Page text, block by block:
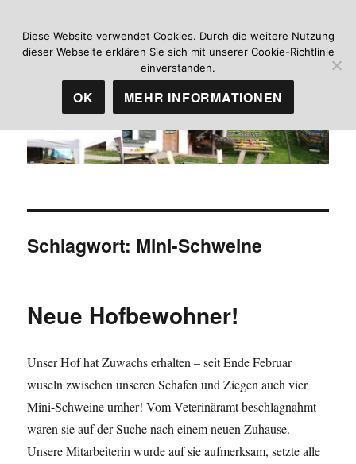
Jugendhof Heidelberg MENÜ
Schlagwort: Mini-Schweine
Neue Hofbewohner!
Unser Hof hat Zuwachs erhalten – seit Ende Februar
wuseln zwischen unseren Schafen und Ziegen auch vier
Mini-Schweine umher! Vom Veterinäramt beschlagnahmt
waren sie auf der Suche nach einem neuen Zuhause.
Unsere Mitarbeiterin wurde auf sie aufmerksam, setzte alle
Diese Website verwendet Cookies. Durch die weitere Nutzung
dieser Webseite erklären Sie sich mit unserer Cookie-Richtlinie
einverstanden.
OK MEHR INFORMATIONEN